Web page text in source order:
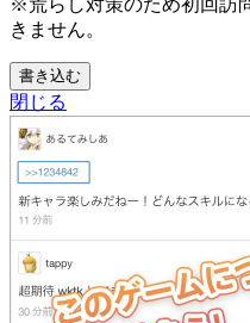
※荒らし対策のため初回訪
きません。
書き込む
閉じる